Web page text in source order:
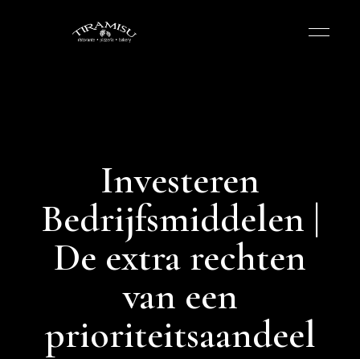
Investeren
Bedrijfsmiddelen |
De extra rechten
van een
prioriteitsaandeel